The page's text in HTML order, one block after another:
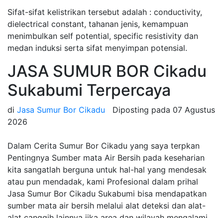
Sifat-sifat kelistrikan tersebut adalah : conductivity,
dielectrical constant, tahanan jenis, kemampuan
menimbulkan self potential, specific resistivity dan
medan induksi serta sifat menyimpan potensial.
JASA SUMUR BOR Cikadu
Sukabumi Terpercaya
di Jasa Sumur Bor Cikadu Diposting pada 07 Agustus
2026
Dalam Cerita Sumur Bor Cikadu yang saya terpkan
Pentingnya Sumber mata Air Bersih pada keseharian
kita sangatlah berguna untuk hal-hal yang mendesak
atau pun mendadak, kami Profesional dalam prihal
Jasa Sumur Bor Cikadu Sukabumi bisa mendapatkan
sumber mata air bersih melalui alat deteksi dan alat-